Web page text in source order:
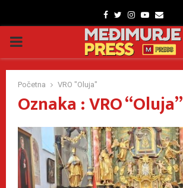
Facebook
TwitterInstagram
Youtube
Email
PRIMARY
MENU
Početna VRO "Oluja"
Oznaka : VRO “Oluja”